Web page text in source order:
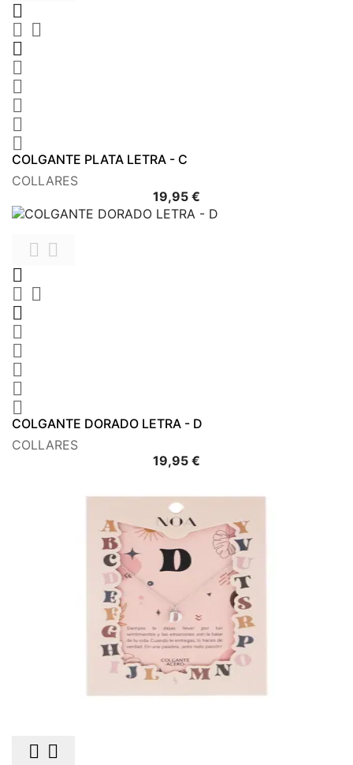









COLGANTE PLATA LETRA - C
COLLARES
19,95 €
 

 






COLGANTE DORADO LETRA - D
COLLARES
19,95 €
 